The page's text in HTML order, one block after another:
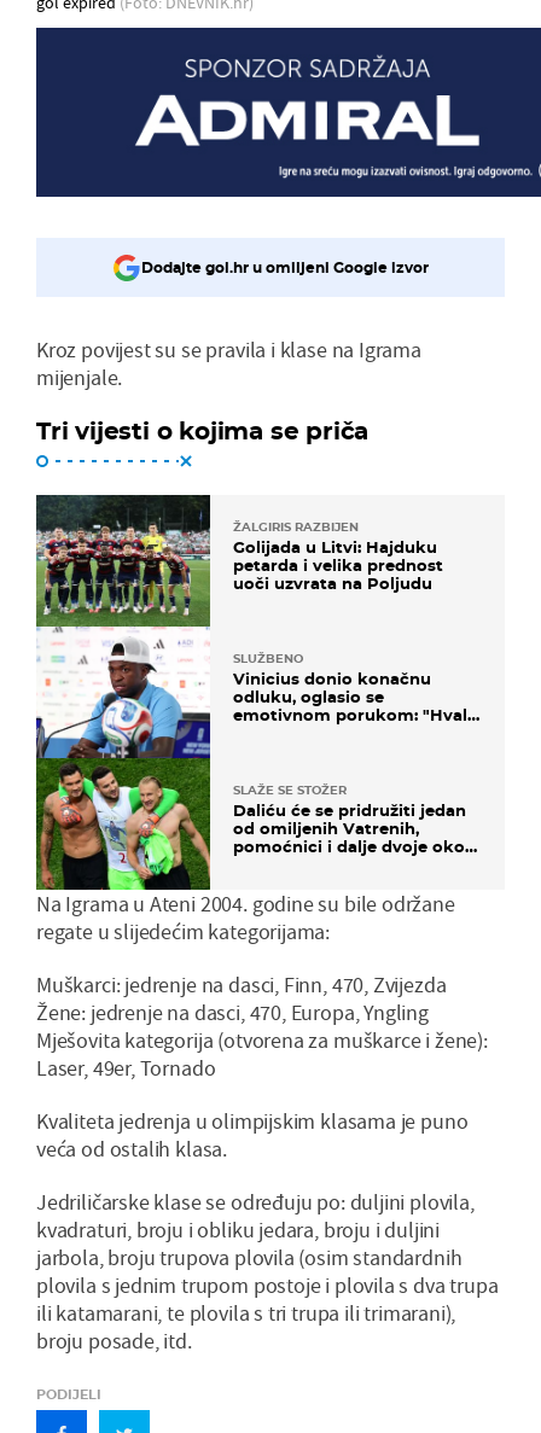
Dodajte gol.hr u omiljeni Google izvor
Kroz povijest su se pravila i klase na Igrama
mijenjale.
Tri vijesti o kojima se priča
ŽALGIRIS RAZBIJEN
Golijada u Litvi: Hajduku
petarda i velika prednost
uoči uzvrata na Poljudu
SLUŽBENO
Vinicius donio konačnu
odluku, oglasio se
emotivnom porukom: "Hvala
SLAŽE SE STOŽER
Daliću će se pridružiti jedan
od omiljenih Vatrenih,
pomoćnici i dalje dvoje oko
Na Igrama u Ateni 2004. godine su bile održane
regate u slijedećim kategorijama:
Muškarci: jedrenje na dasci, Finn, 470, Zvijezda
Žene: jedrenje na dasci, 470, Europa, Yngling
Mješovita kategorija (otvorena za muškarce i žene):
Laser, 49er, Tornado
Kvaliteta jedrenja u olimpijskim klasama je puno
veća od ostalih klasa.
Jedriličarske klase se određuju po: duljini plovila,
kvadraturi, broju i obliku jedara, broju i duljini
jarbola, broju trupova plovila (osim standardnih
plovila s jednim trupom postoje i plovila s dva trupa
ili katamarani, te plovila s tri trupa ili trimarani),
broju posade, itd.
PODIJELI